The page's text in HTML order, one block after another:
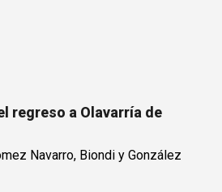
regreso a Olavarría de